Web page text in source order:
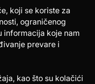
koji se koriste za
ograničenog
informacija koje nam
prevare i
kao što su kolačići